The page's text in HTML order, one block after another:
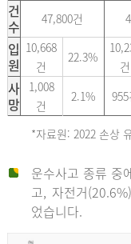
건
수
47,800건
입
원
10,668
건
22.3%
건
사
망
1,008
건
2.1% 955
*자료원: 2022 손상
운수사고 종류 중
고, 자전거
었습니다.